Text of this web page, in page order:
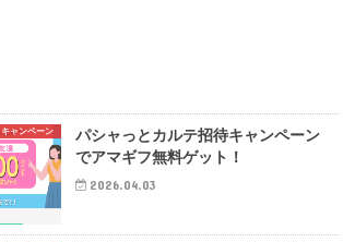
キャンペーン
パシャっとカルテ招待キャンペーン
でアマギフ無料ゲット！
2026.04.03